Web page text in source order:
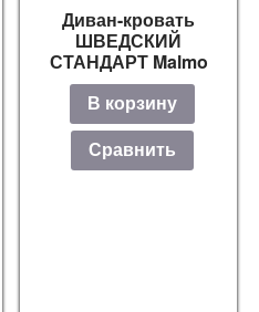
Диван-кровать
ШВЕДСКИЙ
СТАНДАРТ Malmo
В корзину
Сравнить